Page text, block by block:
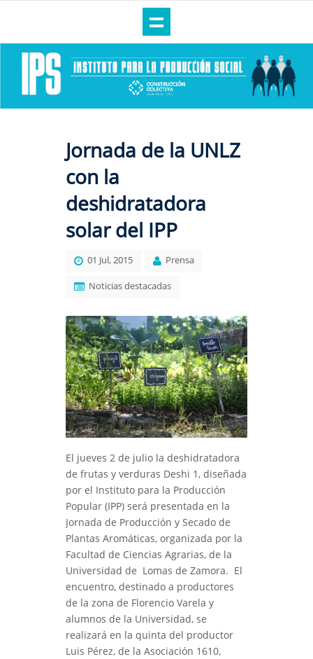
Jornada de la UNLZ
con la
deshidratadora
solar del IPP
01 Jul, 2015 Prensa
Noticias destacadas
El jueves 2 de julio la deshidratadora
de frutas y verduras Deshi 1, diseñada
por el Instituto para la Producción
Popular (IPP) será presentada en la
Jornada de Producción y Secado de
Plantas Aromáticas, organizada por la
Facultad de Ciencias Agrarias, de la
Universidad de Lomas de Zamora. El
encuentro, destinado a productores
de la zona de Florencio Varela y
alumnos de la Universidad, se
realizará en la quinta del productor
Luis Pérez, de la Asociación 1610,